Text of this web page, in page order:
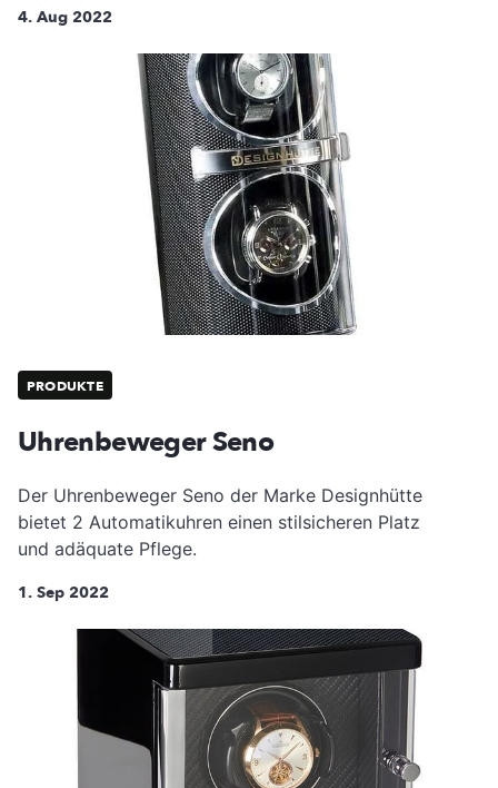
4. Aug 2022
PRODUKTE
Uhrenbeweger Seno
Der Uhrenbeweger Seno der Marke Designhütte
bietet 2 Automatikuhren einen stilsicheren Platz
und adäquate Pflege.
1. Sep 2022